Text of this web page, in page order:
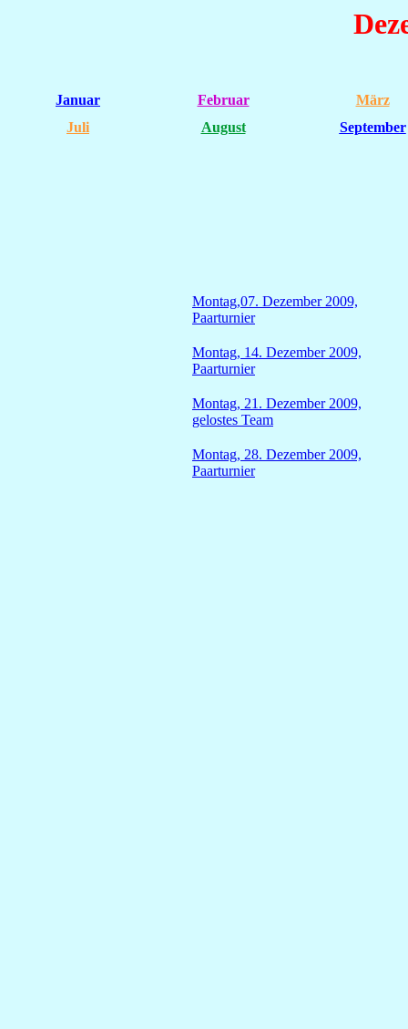
Januar Februar
März
Juli
August September
Montag,07. Dezember 2009,
Paarturnier
Montag, 14. Dezember 2009,
Paarturnier
Montag, 21. Dezember 2009,
gelostes Team
Montag, 28. Dezember 2009,
Paarturnier